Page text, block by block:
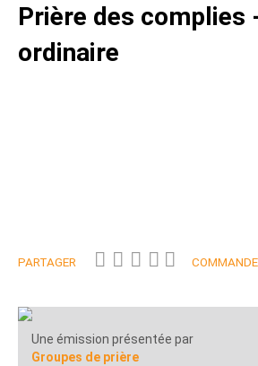
Prière des complies
ordinaire
PARTAGER
Une émission présentée par
Groupes de prière